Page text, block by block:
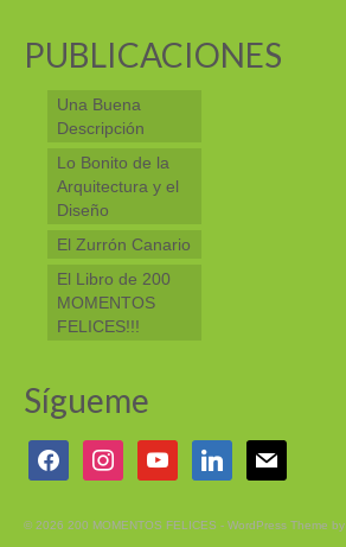
PUBLICACIONES
Una Buena
Descripción
Lo Bonito de la
Arquitectura y el
Diseño
El Zurrón Canario
El Libro de 200
MOMENTOS
FELICES!!!
Sígueme
facebookinstagramyoutube linkedin mail
© 2026 200 MOMENTOS FELICES - WordPress Theme by